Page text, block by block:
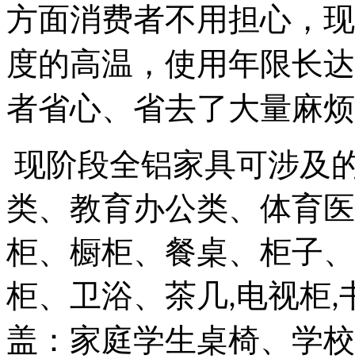
方面消费者不用担心，
度的高温，使用年限长达
者省心、省去了大量麻
现阶段全铝家具可涉及
类、教育办公类、体育
柜、橱柜、餐桌、柜子
柜、卫浴、茶几,电视柜,
盖：家庭学生桌椅、学